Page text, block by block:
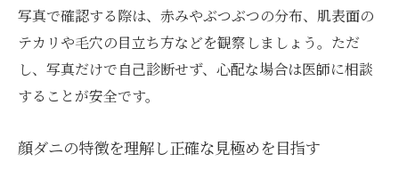
顔ダニに対するワセリンの安全な使い方と
注意点
顔ダニ対策で市販薬やワセリンを使う際の
コツ
顔ダニを減らすための毎日の洗顔とケア方
写真で確認する際は、赤みやぶつぶつの分布、肌表面の
テカリや毛穴の目立ち方などを観察しましょう。ただ
し、写真だけで自己診断せず、心配な場合は医師に相談
することが安全です。
顔ダニの特徴を理解し正確な見極めを目指す